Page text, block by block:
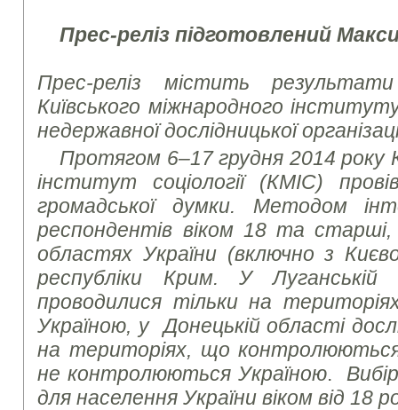
Прес-реліз підготовлений
Прес-реліз містить
Київського міжнародного інституту
недержавної дослідницької
Протягом 6–17 грудня 2014 року
інститут соціології (КМІС)
громадської думки. Методом
респондентів віком 18 та
областях України (включно з
республіки Крим. У Луганській
проводилися тільки на
Україною, у Донецькій області
на територіях, що
не контролюються Україною.
для населення України віком від 18